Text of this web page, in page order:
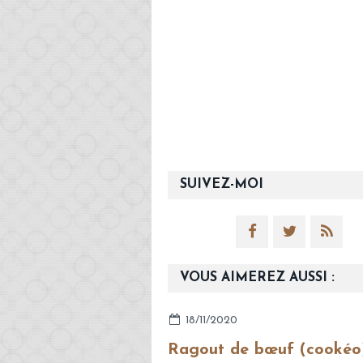
SUIVEZ-MOI
VOUS AIMEREZ AUSSI :
18/11/2020
Ragout de bœuf